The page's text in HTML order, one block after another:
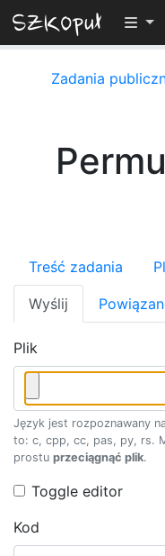
Zadania
Treść zadania
Wyślij
Plik
Język jest rozpoznawany
to: c, cpp, cc, pas, py, rs.
prostu przeciągnąć plik.
Toggle editor
Kod